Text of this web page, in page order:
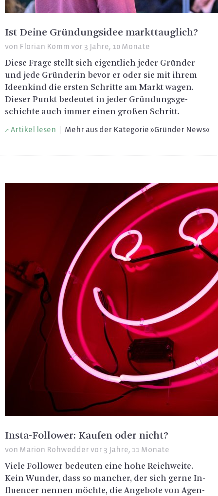
Ist Deine Gründungsidee markttauglich?
von Florian Komm vor 3 Jahre, 10 Monate
Diese Frage stellt sich ei­gent­lich jeder Grün­der
und jede Grün­de­rin bevor er oder sie mit ihrem
Ide­en­kind die ers­ten Schrit­te am Markt wagen.
Die­ser Punkt be­deu­tet in jeder Grün­dungs­ge­
schich­te auch immer einen gro­ßen Schritt.
Ar­ti­kel lesen Mehr aus der Ka­te­go­rie »Grün­der News«
Insta-Follower: Kaufen oder nicht?
von Marion Rohwedder vor 3 Jahre, 11 Monate
Viele Fol­lo­wer be­deu­ten eine hohe Reich­wei­te.
Kein Wun­der, dass so man­cher, der sich gerne In­
flu­en­cer nen­nen möch­te, die An­ge­bo­te von Agen­